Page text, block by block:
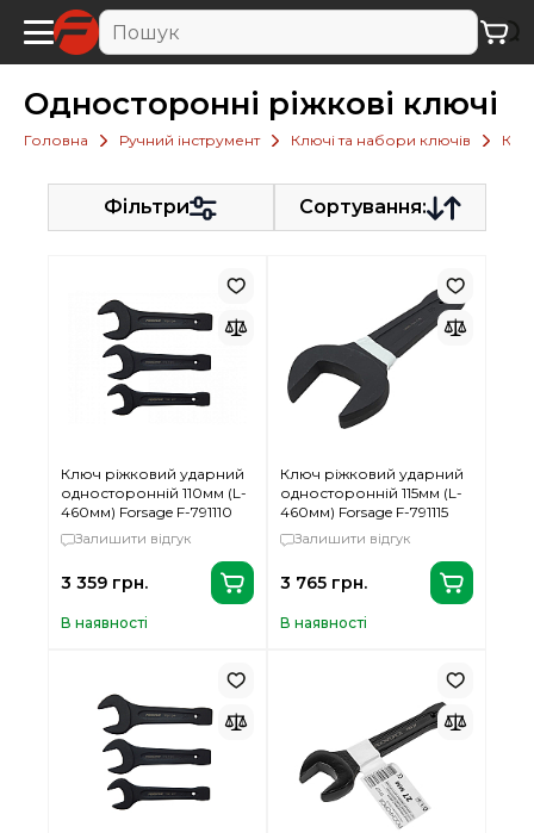
Oднocтopoнні pіжкoві ключі
Головна Ручний інструмент Ключі та набори ключів
Фільтри Сортування:
Ключ ріжковий ударний
односторонній 110мм (L-
460мм) Forsage F-791110
Залишити відгук
3 359 грн.
В наявності
Ключ ріжковий ударний
односторонній 115мм (L-
460мм) Forsage F-791115
Залишити відгук
3 765 грн.
В наявності